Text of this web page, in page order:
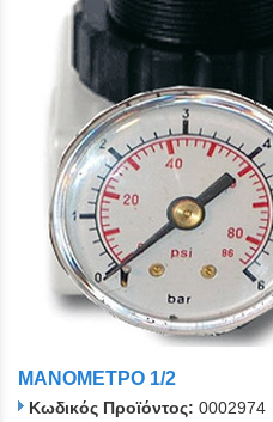
ΜΑΝΟΜΕΤΡΟ 1/2
Κωδικός Προϊόντος: 0002974